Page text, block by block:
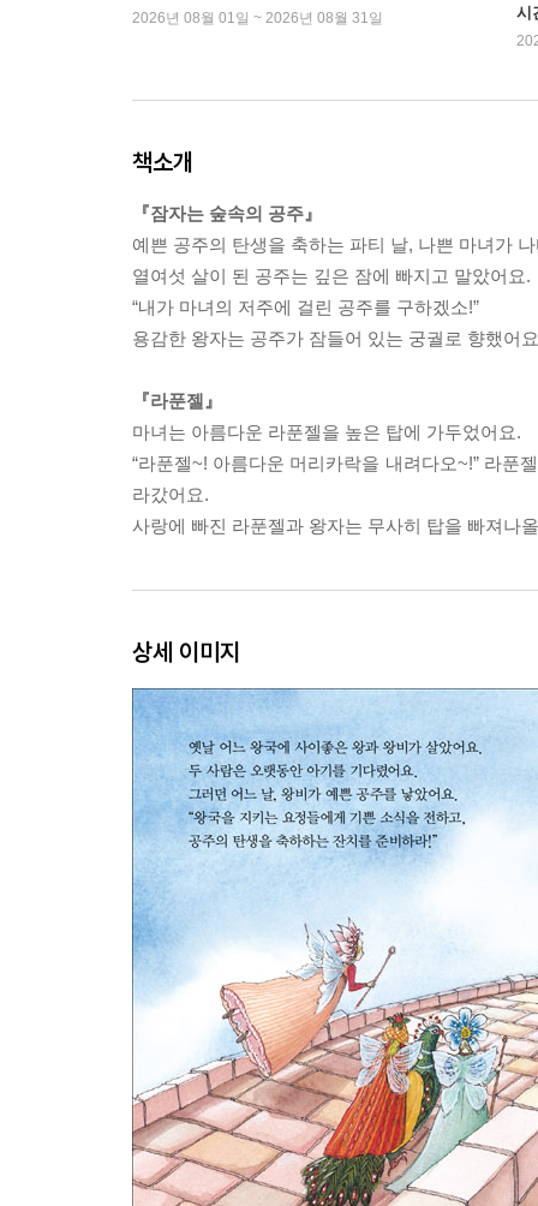
2026년 08월 01일 ~ 2026년 08월 31일
시
책소개
『잠자는 숲속의 공주』
예쁜 공주의 탄생을 축하는 파티 날, 나쁜 마녀가
열여섯 살이 된 공주는 깊은 잠에 빠지고 말았어요.
“내가 마녀의 저주에 걸린 공주를 구하겠소!”
용감한 왕자는 공주가 잠들어 있는 궁궐로 향했어
『라푼젤』
마녀는 아름다운 라푼젤을 높은 탑에 가두었어요.
“라푼젤~! 아름다운 머리카락을 내려다오~!” 라푼
라갔어요.
사랑에 빠진 라푼젤과 왕자는 무사히 탑을 빠져나
상세 이미지